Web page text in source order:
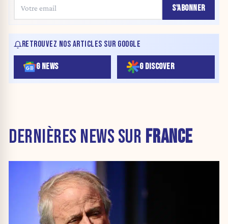
S'ABONNER
RETROUVEZ NOS ARTICLES SUR GOOGLE
G NEWS G DISCOVER
DERNIÈRES NEWS SUR FRANCE